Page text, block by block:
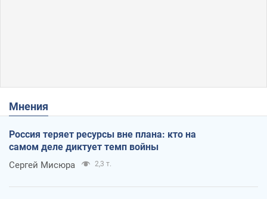
Мнения
Россия теряет ресурсы вне плана: кто на
самом деле диктует темп войны
Сергей Мисюра 2,3 т.